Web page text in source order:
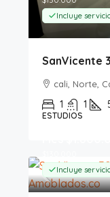
Incluye
SanVicente
cali, Norte,
1 1
ESTUDIOS
Incluye